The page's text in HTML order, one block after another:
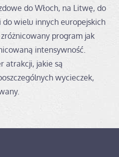
do Włoch, na Litwę, do
do wielu innych europejskich
program jak
intensywność.
atrakcji, jakie są
wycieczek,